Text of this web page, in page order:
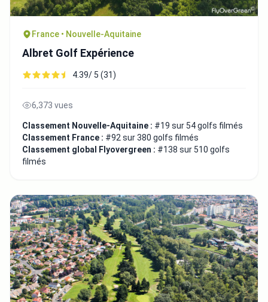
France • Nouvelle-Aquitaine
Albret Golf Expérience
4.39/ 5 (31)
6,373 vues
Classement Nouvelle-Aquitaine : #19 sur 54 golfs filmés
Classement France : #92 sur 380 golfs filmés
Classement global Flyovergreen : #138 sur 510 golfs
filmés